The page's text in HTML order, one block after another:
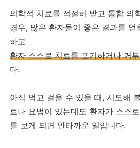
의학적 치료를 적절히 받고 통합 의
경우, 많은 환자들이 좋은 결과를 얻
하고
환자 스스로 치료를 포기하거나 거
다.
아직 먹고 걸을 수 있을 때, 시도해
료나 요법이 있는데도 환자가 스스
를 보게 되면 안타까운 일입니다.